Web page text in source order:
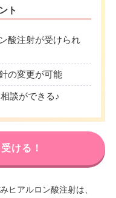
ト
酸注射が受けられ
の変更が可能
談ができる♪
ける！
ヒアルロン酸注射は、